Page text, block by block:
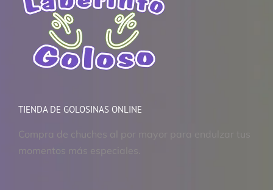
TIENDA DE GOLOSINAS ONLINE
Compra de chuches al por mayor para endulzar tus
momentos más especiales.